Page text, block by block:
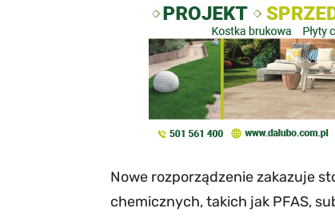
Nowe rozporządzenie zakazuje
chemicznych, takich jak PFAS,